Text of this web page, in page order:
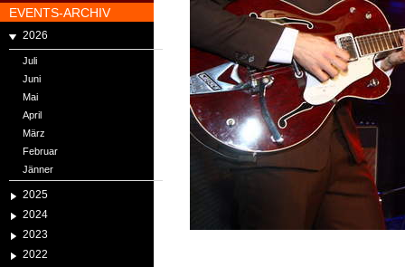
EVENTS-ARCHIV
2026
Juli
Juni
Mai
April
März
Februar
Jänner
2025
2024
2023
2022